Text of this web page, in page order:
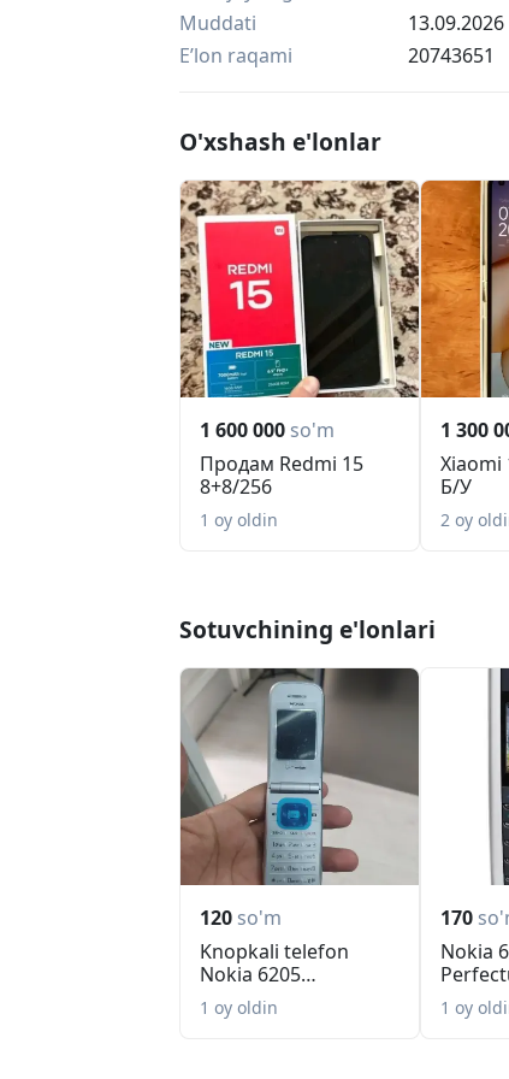
Muddati
13.09.2026
Eʼlon raqami
20743651
O'xshash e'lonlar
1 600 000 so'm
Продам Redmi 15
8+8/256
1 oy oldin
1 300
Xiaomi
Б/У
2 oy
Sotuvchining e'lonlari
120 so'm
Knopkali telefon
Nokia 6205
perfectum
1 oy oldin
170
Nokia
1 oy